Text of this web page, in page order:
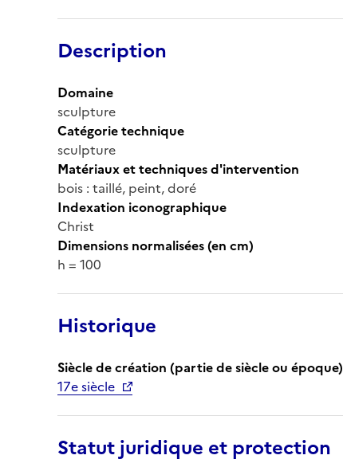
Description
Domaine
sculpture
Catégorie technique
sculpture
Matériaux et techniques d'intervention
bois : taillé, peint, doré
Indexation iconographique
Christ
Dimensions normalisées (en cm)
h = 100
Historique
Siècle de création (partie de siècle ou époque)
17e siècle
Statut juridique et protection